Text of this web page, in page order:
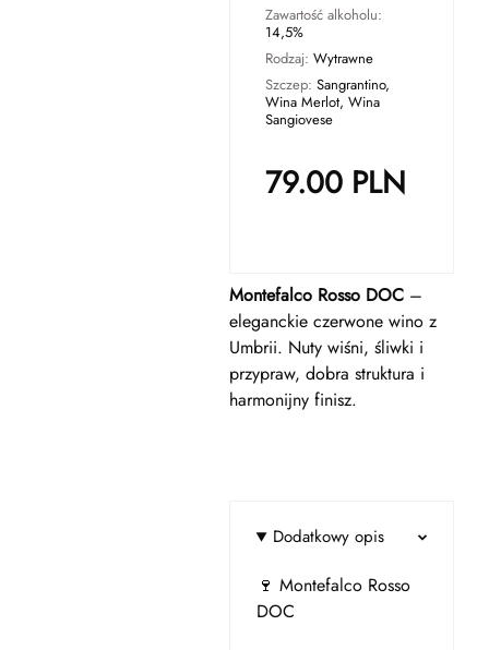
Zawartość alkoholu:
14,5%
Rodzaj: Wytrawne
Szczep: Sangrantino,
Wina Merlot, Wina
Sangiovese
79.00PLN
Montefalco Rosso DOC–
eleganckie czerwone wino z
Umbrii. Nuty wiśni, śliwki i
przypraw, dobra struktura i
harmonijny finisz.
Dodatkowy opis
🍷 Montefalco Rosso
DOC